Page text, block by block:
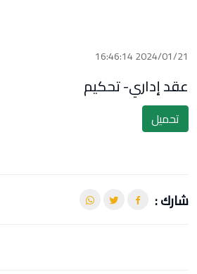
2024/01/21 16:46:14
عقد إداري- تحكيم
تحميل
شارك :